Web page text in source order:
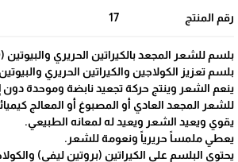
رقم المنتج 17
بلسم للشعر المجعد بالكيراتين الحريري والبيوتين (1000 مل)
بلسم تعزيز الكولاجين والكيراتين الحريري
ينعم الشعر وينتج حركة تجعيد نابضة وموحدة دون
للشعر المجعد العادي أو المصبوغ أو المعالج
يقوي ويعيد الشعر ويعيد له لمعانه الطبيعي.
يعطي ملمساً حريرياً ونعومة للشعر.
يحتوي البلسم على الكيراتين (بروتين ليفي)